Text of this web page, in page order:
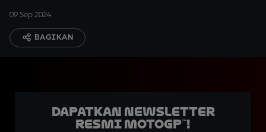
09 Sep 2024
BAGIKAN
Dapatkan Newsletter
Resmi MotoGP™!